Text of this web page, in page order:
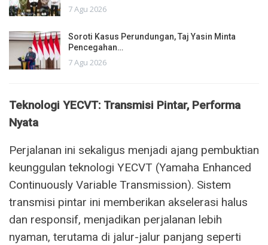
7 Agu 2026
Soroti Kasus Perundungan, Taj Yasin Minta
Pencegahan…
7 Agu 2026
Teknologi YECVT: Transmisi Pintar, Performa
Nyata
Perjalanan ini sekaligus menjadi ajang pembuktian
keunggulan teknologi YECVT (Yamaha Enhanced
Continuously Variable Transmission). Sistem
transmisi pintar ini memberikan akselerasi halus
dan responsif, menjadikan perjalanan lebih
nyaman, terutama di jalur-jalur panjang seperti